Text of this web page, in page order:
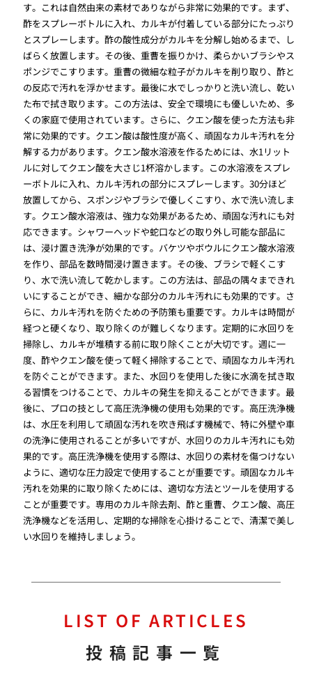
す。これは自然由来の素材でありながら非常に効果的です。まず、
酢をスプレーボトルに入れ、カルキが付着している部分にたっぷり
とスプレーします。酢の酸性成分がカルキを分解し始めるまで、し
ばらく放置します。その後、重曹を振りかけ、柔らかいブラシやス
ポンジでこすります。重曹の微細な粒子がカルキを削り取り、酢と
の反応で汚れを浮かせます。最後に水でしっかりと洗い流し、乾い
た布で拭き取ります。この方法は、安全で環境にも優しいため、多
くの家庭で使用されています。さらに、クエン酸を使った方法も非
常に効果的です。クエン酸は酸性度が高く、頑固なカルキ汚れを分
解する力があります。クエン酸水溶液を作るためには、水1リット
ルに対してクエン酸を大さじ1杯溶かします。この水溶液をスプレ
ーボトルに入れ、カルキ汚れの部分にスプレーします。30分ほど
放置してから、スポンジやブラシで優しくこすり、水で洗い流しま
す。クエン酸水溶液は、強力な効果があるため、頑固な汚れにも対
応できます。シャワーヘッドや蛇口などの取り外し可能な部品に
は、浸け置き洗浄が効果的です。バケツやボウルにクエン酸水溶液
を作り、部品を数時間浸け置きます。その後、ブラシで軽くこす
り、水で洗い流して乾かします。この方法は、部品の隅々まできれ
いにすることができ、細かな部分のカルキ汚れにも効果的です。さ
らに、カルキ汚れを防ぐための予防策も重要です。カルキは時間が
経つと硬くなり、取り除くのが難しくなります。定期的に水回りを
掃除し、カルキが堆積する前に取り除くことが大切です。週に一
度、酢やクエン酸を使って軽く掃除することで、頑固なカルキ汚れ
を防ぐことができます。また、水回りを使用した後に水滴を拭き取
る習慣をつけることで、カルキの発生を抑えることができます。最
後に、プロの技として高圧洗浄機の使用も効果的です。高圧洗浄機
は、水圧を利用して頑固な汚れを吹き飛ばす機械で、特に外壁や車
の洗浄に使用されることが多いですが、水回りのカルキ汚れにも効
果的です。高圧洗浄機を使用する際は、水回りの素材を傷つけない
ように、適切な圧力設定で使用することが重要です。頑固なカルキ
汚れを効果的に取り除くためには、適切な方法とツールを使用する
ことが重要です。専用のカルキ除去剤、酢と重曹、クエン酸、高圧
洗浄機などを活用し、定期的な掃除を心掛けることで、清潔で美し
い水回りを維持しましょう。
LIST OF ARTICLES
投稿記事一覧